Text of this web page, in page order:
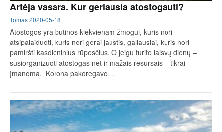
Artėja vasara. Kur geriausia atostogauti?
Tomas2020-05-18
Atostogos yra būtinos kiekvienam žmogui, kuris nori
atsipalaiduoti, kuris nori gerai jaustis, galiausiai, kuris nori
pamiršti kasdieninius rūpesčius. O jeigu turite laisvų dienų –
susiorganizuoti atostogas net ir mažais resursais – tikrai
įmanoma. Korona pakoregavo…